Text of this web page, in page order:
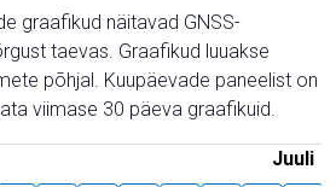
graafikud näitavad GNSS-
taevas. Graafikud luuakse
põhjal. Kuupäevade paneelist on
viimase 30 päeva graafikuid.
Juuli